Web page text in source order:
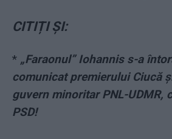
CITIȚI ȘI:
* „Faraonul” Iohannis s-a
comunicat premierului Ciucă
guvern minoritar PNL-UDMR,
PSD!